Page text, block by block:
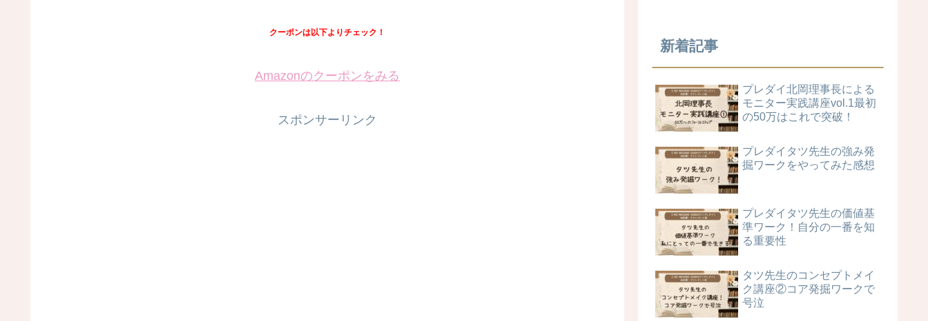
クーポンは以下よりチェック！
Amazonのクーポンをみる
スポンサーリンク
新着記事
プレダイ北岡理事長による
モニター実践講座vol.1最初
の50万はこれで突破！
プレダイタツ先生の強み発
掘ワークをやってみた感想
プレダイタツ先生の価値基
準ワーク！自分の一番を知
る重要性
タツ先生のコンセプトメイ
ク講座②コア発掘ワークで
号泣